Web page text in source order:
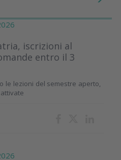
iscrizioni al
entro il 3
le lezioni del semestre aperto,